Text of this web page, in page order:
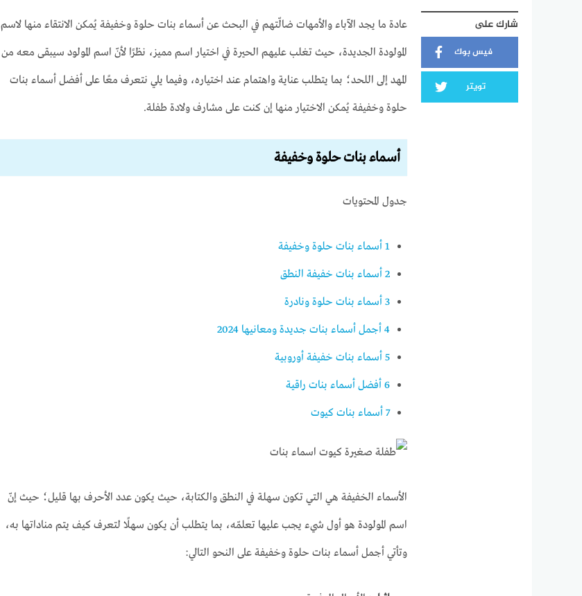
شارك على
فيس بوك
تويتر
عادة ما يجد الآباء والأمهات ضالّتهم في البحث عن أسماء بنات حلوة وخفيفة يُمكن الانتقاء منها لاسم
المولودة الجديدة، حيث تغلب عليهم الحيرة في اختيار اسم مميز، نظرًا لأنّ اسم المولود سيبقى معه من
المهد إلى اللحد؛ بما يتطلب عناية واهتمام عند اختياره، وفيما يلي نتعرف معًا على أفضل أسماء بنات
حلوة وخفيفة يُمكن الاختيار منها إن كنت على مشارف ولادة طفلة.
أسماء بنات حلوة وخفيفة
جدول المحتويات
1أسماء بنات حلوة وخفيفة
2أسماء بنات خفيفة النطق
3أسماء بنات حلوة ونادرة
4أجمل أسماء بنات جديدة ومعانيها 2024
5أسماء بنات خفيفة أوروبية
6أفضل أسماء بنات راقية
7أسماء بنات كيوت
الأسماء الخفيفة هي التي تكون سهلة في النطق والكتابة، حيث يكون عدد الأحرف بها قليل؛ حيث إنّ
اسم المولودة هو أول شيء يجب عليها تعلمّه، بما يتطلب أن يكون سهلًا لتعرف كيف يتم مناداتها به،
وتأتي أجمل أسماء بنات حلوة وخفيفة على النحو التالي: